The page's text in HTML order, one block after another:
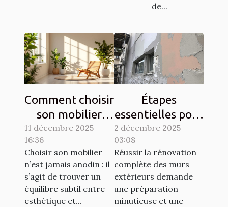
de...
Comment choisir
son mobilier
pour allier
esthétique et
durabilité?
11 décembre 2025
16:36
Choisir son mobilier
n’est jamais anodin : il
s’agit de trouver un
équilibre subtil entre
esthétique et...
Étapes
essentielles pour
la rénovation
complète des
murs extérieurs
2 décembre 2025
03:08
Réussir la rénovation
complète des murs
extérieurs demande
une préparation
minutieuse et une